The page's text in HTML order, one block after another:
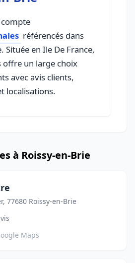
compte
référencés dans
Située en Ile De France,
offre un large choix
avec avis clients,
localisations.
à Roissy-en-Brie
77680 Roissy-en-Brie
Maps